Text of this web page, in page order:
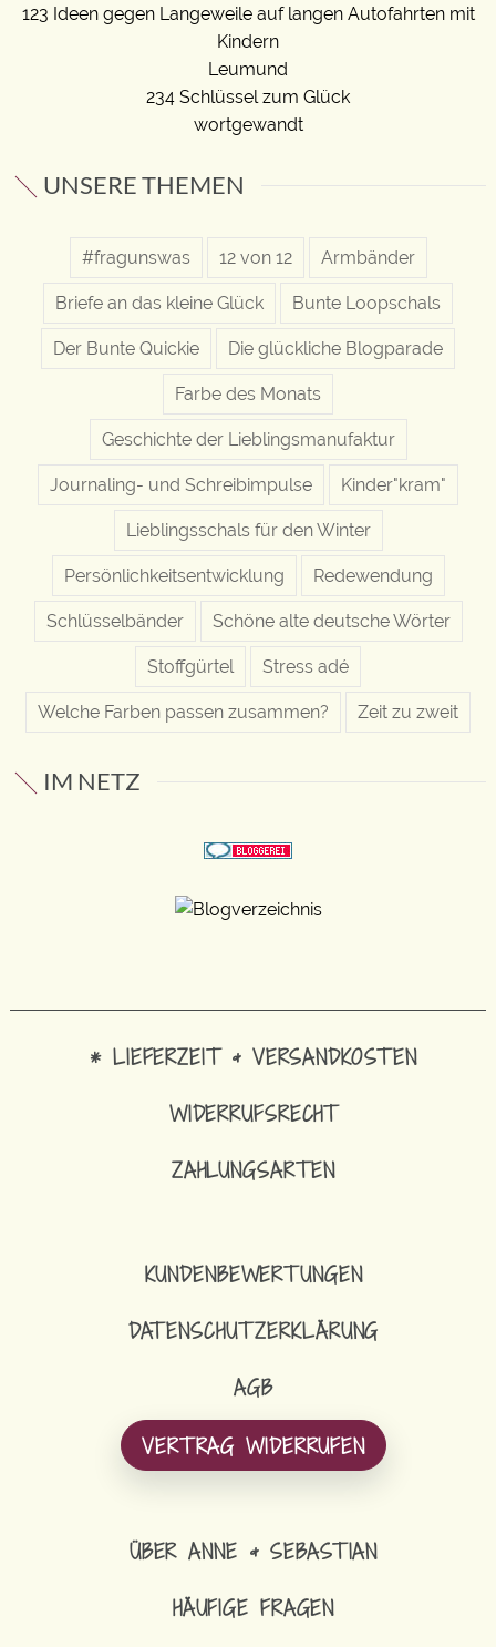
123 Ideen gegen Langeweile auf langen Autofahrten mit
Kindern
Leumund
234 Schlüssel zum Glück
wortgewandt
UNSERE THEMEN
#fragunswas 12 von 12 Armbänder
Briefe an das kleine Glück Bunte Loopschals
Der Bunte Quickie Die glückliche Blogparade
Farbe des Monats
Geschichte der Lieblingsmanufaktur
Journaling- und Schreibimpulse Kinder"kram"
Lieblingsschals für den Winter
Persönlichkeitsentwicklung Redewendung
Schlüsselbänder Schöne alte deutsche Wörter
Stoffgürtel Stress adé
Welche Farben passen zusammen? Zeit zu zweit
IM NETZ
* LIEFERZEIT & VERSANDKOSTEN
WIDERRUFSRECHT
ZAHLUNGSARTEN
KUNDENBEWERTUNGEN
DATENSCHUTZERKLÄRUNG
AGB
VERTRAG WIDERRUFEN
ÜBER ANNE & SEBASTIAN
HÄUFIGE FRAGEN